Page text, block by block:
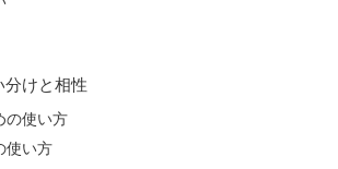
分けと相性
の使い方
使い方